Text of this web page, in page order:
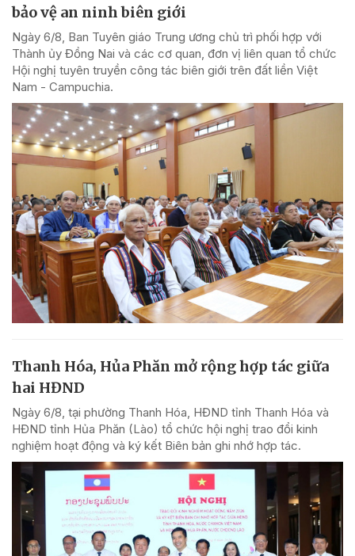
bảo vệ an ninh biên giới
Ngày 6/8, Ban Tuyên giáo Trung ương chủ trì phối hợp với
Thành ủy Đồng Nai và các cơ quan, đơn vị liên quan tổ chức
Hội nghị tuyên truyền công tác biên giới trên đất liền Việt
Nam - Campuchia.
Thanh Hóa, Hủa Phăn mở rộng hợp tác giữa
hai HĐND
Ngày 6/8, tại phường Thanh Hóa, HĐND tỉnh Thanh Hóa và
HĐND tỉnh Hủa Phăn (Lào) tổ chức hội nghị trao đổi kinh
nghiệm hoạt động và ký kết Biên bản ghi nhớ hợp tác.